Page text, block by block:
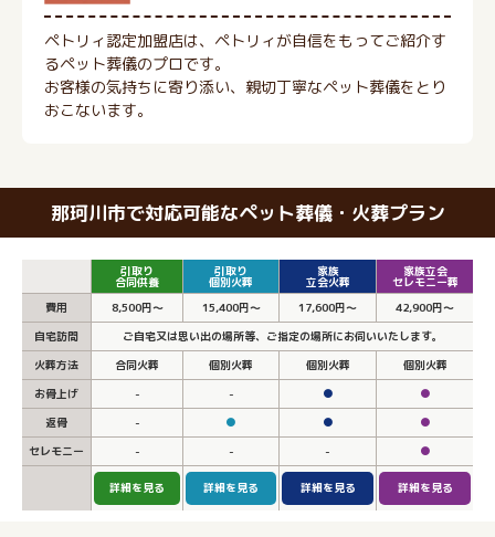
ペトリィ認定加盟店は、ペトリィが自信をもってご紹介す
るペット葬儀のプロです。
お客様の気持ちに寄り添い、親切丁寧なペット葬儀をとり
おこないます。
那珂川市で対応可能なペット葬儀・火葬プラン
引取り
合同供養
引取り
個別火葬
家族
立会火葬
家族立会
セレモニー葬
費用
8,500円～ 15,400円～ 17,600円～
42,900円～
自宅訪問
ご自宅又は思い出の場所等、ご指定の場所にお伺いいたします。
火葬方法
合同火葬 個別火葬 個別火葬
個別火葬
お骨上げ
- - ●
●
返骨
- ● ●
●
セレモニー
- - - ●
詳細を見る 詳細を見る 詳細を見る 詳細を見る